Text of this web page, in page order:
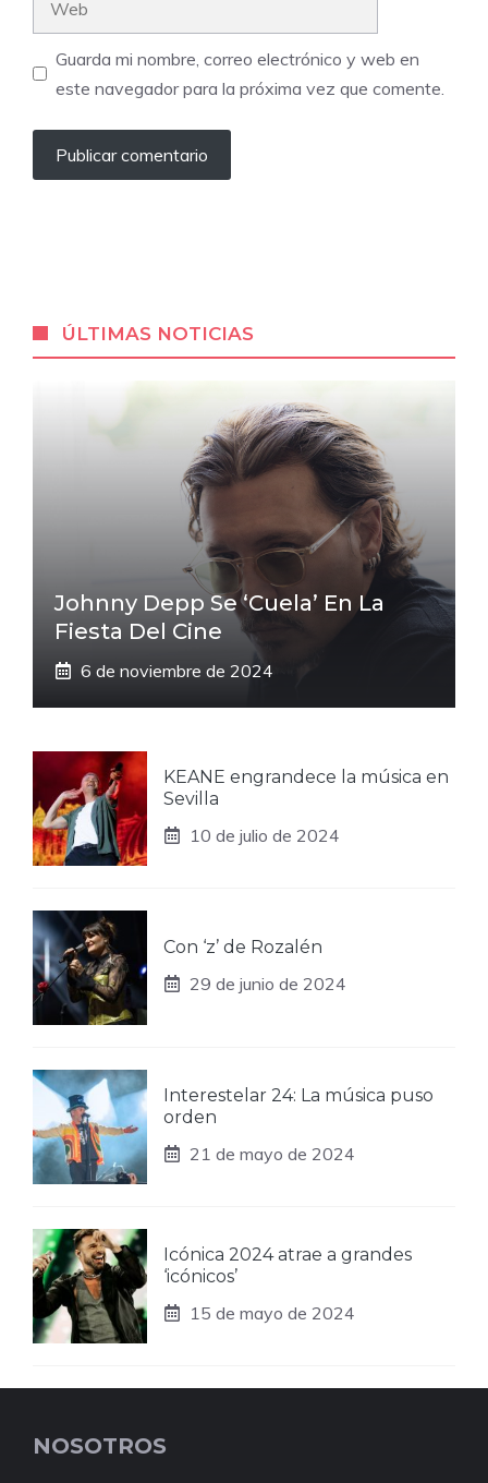
Guarda mi nombre, correo electrónico y web en
este navegador para la próxima vez que comente.
ÚLTIMAS NOTICIAS
Johnny Depp Se ‘cuela’ En La
Fiesta Del Cine
6 de noviembre de 2024
KEANE engrandece la música en
Sevilla
10 de julio de 2024
Con ‘z’ de Rozalén
29 de junio de 2024
Interestelar 24: La música puso
orden
21 de mayo de 2024
Icónica 2024 atrae a grandes
‘icónicos’
15 de mayo de 2024
NOSOTROS